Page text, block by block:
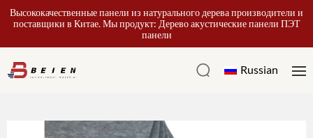
Высококачественные панели из натурального дерева производители и
поставщики в Китае. Мы продукт: Дерево акустические панели ПЭТ
панели
Russian